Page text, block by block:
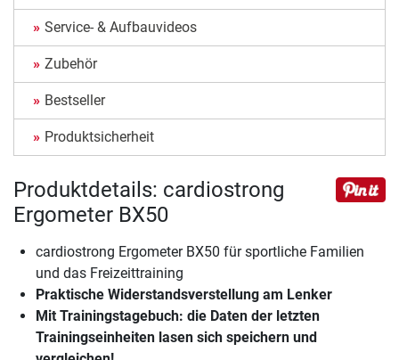
Service- & Aufbauvideos
Zubehör
Bestseller
Produktsicherheit
Produktdetails: cardiostrong
Ergometer BX50
cardiostrong Ergometer BX50 für sportliche Familien
und das Freizeittraining
Praktische Widerstandsverstellung am Lenker
Mit Trainingstagebuch: die Daten der letzten
Trainingseinheiten lasen sich speichern und